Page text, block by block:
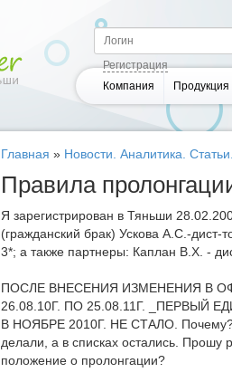
Регистрация
Компания
Продукция
Главная » Новости. Аналитика. Статьи.
Правила
Я зарегистрирован в Тяньши
(гражданский брак) Ускова А.С.-дист-
3*; а также партнеры: Каплан В.Х. -
ПОСЛЕ ВНЕСЕНИЯ ИЗМЕНЕНИЯ В
26.08.10Г. ПО 25.08.11Г.
В НОЯБРЕ 2010Г. НЕ СТАЛО. Почему?
делали, а в списках остались. Прошу
положение о пролонгации?